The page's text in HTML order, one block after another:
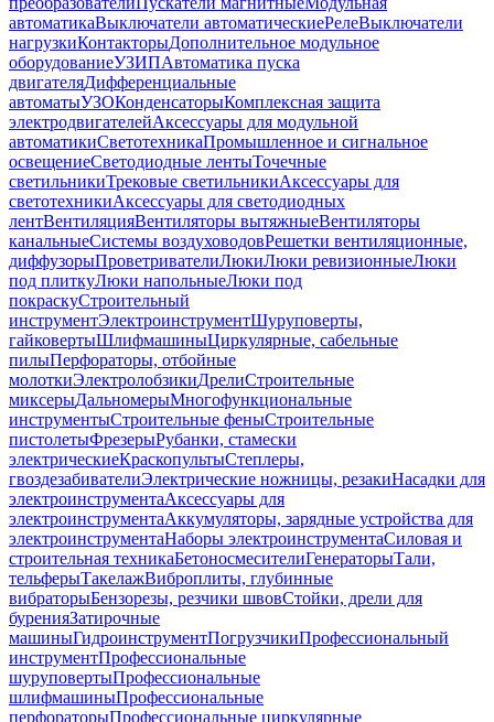
автоматикаВыключатели автоматическиеРелеВыключатели
нагрузкиКонтакторыДополнительное модульное
оборудованиеУЗИПАвтоматика пуска
двигателяДифференциальные
автоматыУЗОКонденсаторыКомплексная защита
электродвигателейАксессуары для модульной
автоматикиСветотехникаПромышленное и сигнальное
освещениеСветодиодные лентыТочечные
светильникиТрековые светильникиАксессуары для
светотехникиАксессуары для светодиодных
лентВентиляцияВентиляторы вытяжныеВентиляторы
канальныеСистемы воздуховодовРешетки вентиляционные,
диффузорыПроветривателиЛюкиЛюки ревизионныеЛюки
под плиткуЛюки напольныеЛюки под
покраскуСтроительный
инструментЭлектроинструментШуруповерты,
гайковертыШлифмашиныЦиркулярные, сабельные
пилыПерфораторы, отбойные
молоткиЭлектролобзикиДрелиСтроительные
миксерыДальномерыМногофункциональные
инструментыСтроительные феныСтроительные
пистолетыФрезерыРубанки, стамески
электрическиеКраскопультыСтеплеры,
гвоздезабивателиЭлектрические ножницы, резакиНасадки для
электроинструментаАксессуары для
электроинструментаАккумуляторы, зарядные устройства для
электроинструментаНаборы электроинструментаСиловая и
строительная техникаБетоносмесителиГенераторыТали,
тельферыТакелажВиброплиты, глубинные
вибраторыБензорезы, резчики швовСтойки, дрели для
буренияЗатирочные
машиныГидроинструментПогрузчикиПрофессиональный
инструментПрофессиональные
шуруповертыПрофессиональные
шлифмашиныПрофессиональные
перфораторыПрофессиональные циркулярные